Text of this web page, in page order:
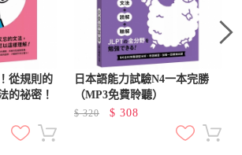
從規則的
的祕密！
日本語能力試驗N4一本完勝
（MP3免費聆聽）
$320 $ 308